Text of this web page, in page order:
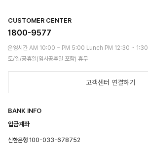
CUSTOMER CENTER
1800-9577
운영시간 AM 10:00 ~ PM 5:00 Lunch PM 12:30 ~ 1:30
토/일/공휴일(임시공휴일 포함) 휴무
고객센터 연결하기
BANK INFO
입금계좌
신한은행 100-033-678752